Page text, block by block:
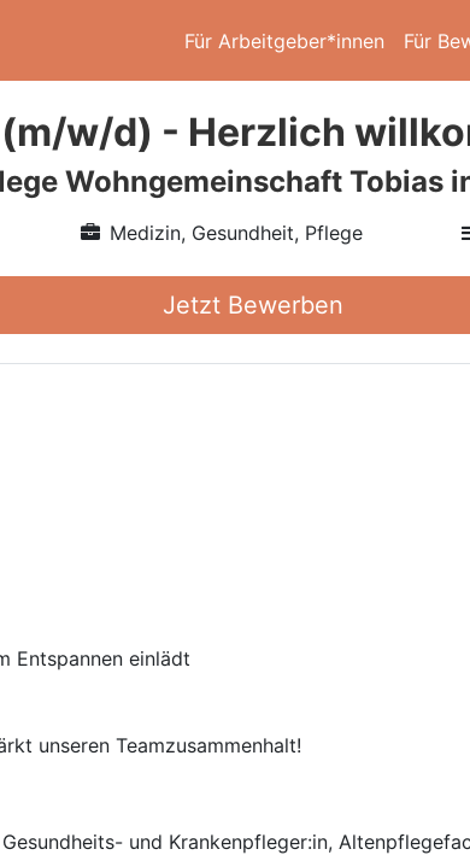
Für Arbeitgeber*innen Für
w/d) - Herzlich
Wohngemeinschaft Tobias
Medizin, Gesundheit, Pflege
Jetzt Bewerben
Entspannen einlädt
unseren Teamzusammenhalt!
und Krankenpfleger:in,